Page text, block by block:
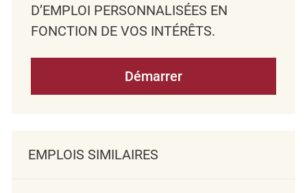
D’EMPLOI PERSONNALISÉES EN
FONCTION DE VOS INTÉRÊTS.
Démarrer
EMPLOIS SIMILAIRES